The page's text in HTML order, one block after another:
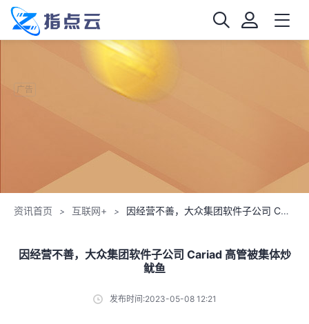
广告
资讯首页 > 互联网+ > 因经营不善，大众集团软件子公司 Cariad 高管被集体炒鱿鱼
因经营不善，大众集团软件子公司 Cariad 高管被集体炒
鱿鱼
发布时间:2023-05-08 12:21